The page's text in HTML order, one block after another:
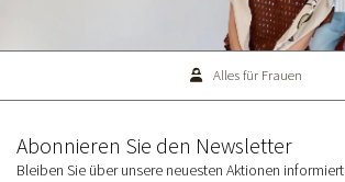
Alles für Frauen
Abonnieren Sie den Newsletter
Bleiben Sie über unsere neuesten Aktionen informiert